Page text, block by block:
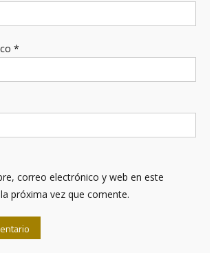
*
correo electrónico y web en este
próxima vez que comente.